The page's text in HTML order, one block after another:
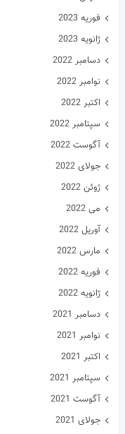
فوریه 2023
ژانویه 2023
دسامبر 2022
نوامبر 2022
اکتبر 2022
سپتامبر 2022
آگوست 2022
جولای 2022
ژوئن 2022
می 2022
آوریل 2022
مارس 2022
فوریه 2022
ژانویه 2022
دسامبر 2021
نوامبر 2021
اکتبر 2021
سپتامبر 2021
آگوست 2021
جولای 2021